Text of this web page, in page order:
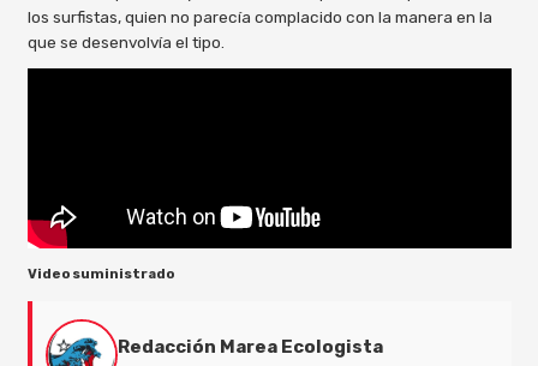
los surfistas, quien no parecía complacido con la manera en la
que se desenvolvía el tipo.
Video suministrado
Redacción Marea Ecologista